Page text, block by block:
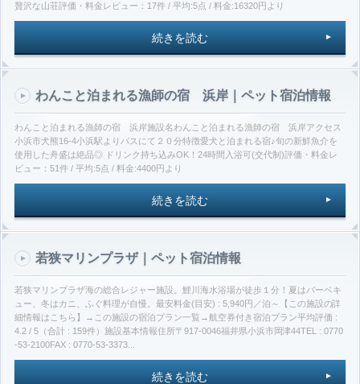
贅沢な山荘評価・料金レビュー：17件 / 平均:5点 / 料金:16320円より
続きを読む
わんこと泊まれる漁師の宿 浜岸｜ペット宿泊情報
わんこと泊まれる漁師の宿 浜岸施設名わんこと泊まれる漁師の宿 浜岸アクセス
小浜市犬熊16-4小浜駅よりバスにて２０分特徴愛犬と泊まれる宿♪旬の新鮮魚介を
使用した舟盛は絶品◎ ドリンク持ち込みOK！24時間入浴可(交代制)評価・料金レ
ビュー：51件 / 平均:5点 / 料金:4400円より
続きを読む
若狭マリンプラザ｜ペット宿泊情報
若狭マリンプラザ海の総合レジャー施設。鯉川海水浴場が徒歩１分！夏はバーベキ
ュー、冬はカニ、ふぐ料理が自慢。最安料金(目安) : 5,940円／泊～【この施設の詳
細情報はこちら】→この施設の宿泊プラン一覧→航空券付き宿泊プラン平均評価 :
4.2 / 5（合計 : 159件）施設基本情報住所〒917-0046福井県小浜市岡津44TEL : 0770
-53-2100FAX : 0770-53-3373...
続きを読む